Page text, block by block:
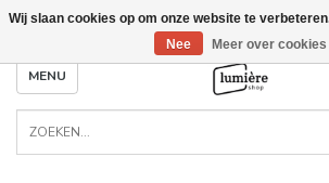
MENU
Wij slaan cookies op om onze website te
Nee
Meer over cookies